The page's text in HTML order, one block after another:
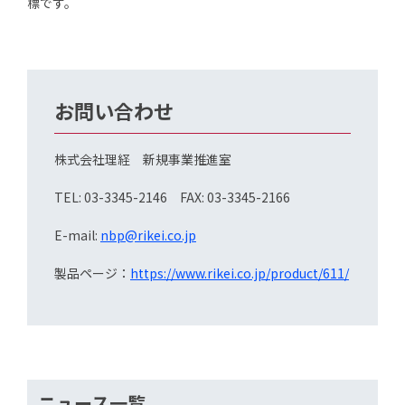
お問い合わせ
株式会社理経 新規事業推進室
TEL: 03-3345-2146 FAX: 03-3345-2166
E-mail: nbp@rikei.co.jp
製品ページ： https://www.rikei.co.jp/product/611/